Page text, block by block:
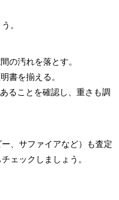
。
の汚れを落とす。
書を揃える。
ることを確認し、重さも調
、サファイアなど）も査定
ェックしましょう。